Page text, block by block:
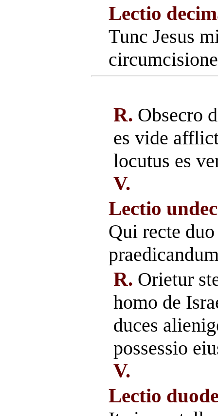
Lectio
Tunc Jesus
R. Obsecro
es vide
locutus es
V.
Lectio
Qui recte
R. Orietur
homo de
duces
possessio
V.
Lectio